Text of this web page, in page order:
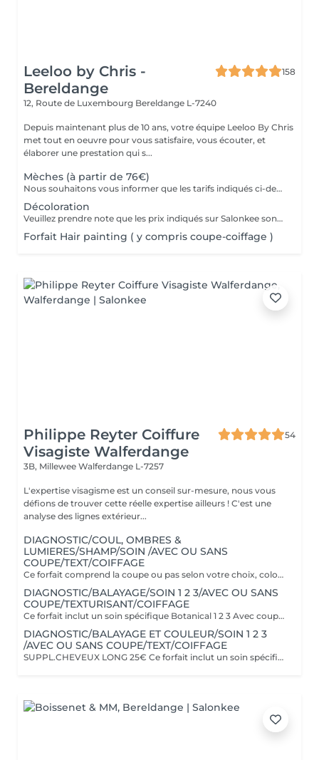
Leeloo by Chris -
Bereldange
158
12, Route de Luxembourg Bereldange L-7240
Depuis maintenant plus de 10 ans, votre équipe Leeloo By Chris
met tout en oeuvre pour vous satisfaire, vous écouter, et
élaborer une prestation qui s...
Mèches (à partir de 76€)
Nous souhaitons vous informer que les tarifs indiqués ci-dessus sont les tarifs de base et à titre informatif uniquement. Il est important de noter que le coût de votre prestation peut varier en fonction de différents facteurs tels que la masse de vos cheveux, la technique utilisée, la quantité de produits nécessaires et la durée de la prestation. Chez notre salon, nous offrons un service personnalisé pour chaque cliente, ce qui signifie que les tarifs peuvent être ajustés en fonction de vos besoins spécifiques. Afin d'obtenir un devis plus précis, nous vous invitons à vous rendre au salon pour une consultation. Notre équipe d'experts sera en mesure d'évaluer vos besoins et de vous fournir un devis approximatif en fonction de vos préférences. Veuillez noter que les tarifs ne sont pas fixes et peuvent varier en fonction des services supplémentaires que vous souhaitez inclure dans votre prestation, tels que la patine, le brushing, la coupe, et tout autre traitement supplémentaire. Nous tenons à offrir une expérience sur mesure à nos clientes et à garantir la satisfaction de chacune d'entre vous. Pour toute question ou demande de renseignements complémentaires, n'hésitez pas à nous contacter. Nous serons ravis de vous aider. Merci de votre compréhension et nous avons hâte de vous accueillir dans notre salon. Cordialement, L'équipe du salon.
Décoloration
Veuillez prendre note que les prix indiqués sur Salonkee sont communiqués à titre informatif et s'entendent de base. Ces derniers sont susceptibles de varier selon le diagnostic réalisé à votre arrivée au salon et l'expertise du professionnel à qui vous confiez votre beauté. Dans tous les cas, un devis précis vous sera proposé et toutes réalisations de prestations seront effectuées avec votre accord. Un grand merci d'avance pour votre compréhension. Au plaisir de vous revoir très vite.
Forfait Hair painting ( y compris coupe-coiffage )
Philippe Reyter Coiffure
Visagiste Walferdange
54
3B, Millewee Walferdange L-7257
L'expertise visagisme est un conseil sur-mesure, nous vous
défions de trouver cette réelle expertise ailleurs ! C'est une
analyse des lignes extérieur...
DIAGNOSTIC/COUL, OMBRES &
LUMIERES/SHAMP/SOIN /AVEC OU SANS
COUPE/TEXT/COIFFAGE
Ce forfait comprend la coupe ou pas selon votre choix, coloration sur toute la tête et ombres & lumières (effet soleil) Il comprend le soin Botanical 1 2 3 spécifique à la couleur.
DIAGNOSTIC/BALAYAGE/SOIN 1 2 3/AVEC OU SANS
COUPE/TEXTURISANT/COIFFAGE
Ce forfait inclut un soin spécifique Botanical 1 2 3 Avec coupe ou sans la coupe selon votre choix
DIAGNOSTIC/BALAYAGE ET COULEUR/SOIN 1 2 3
/AVEC OU SANS COUPE/TEXT/COIFFAGE
SUPPL.CHEVEUX LONG 25€ Ce forfait inclut un soin spécifique Botanical 1 2 3 Avec coupe ou sans la coupe selon votre choix